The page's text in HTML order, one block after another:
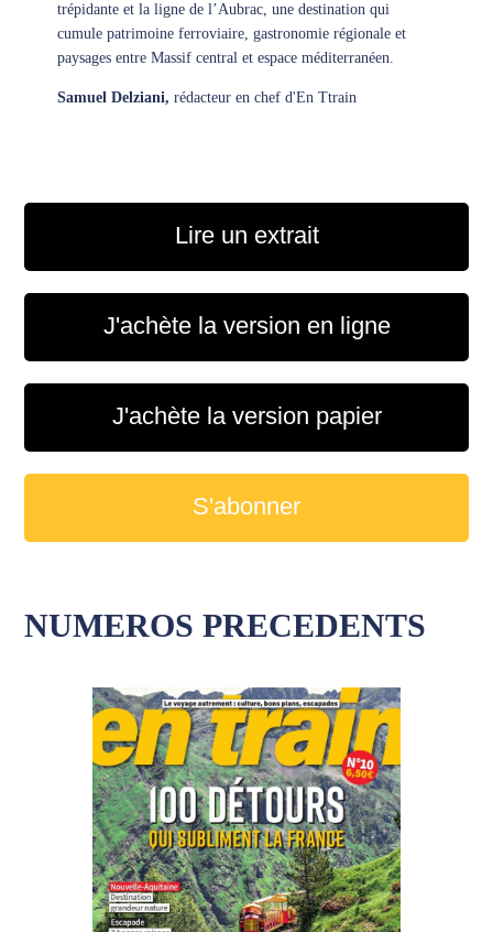
trépidante et la ligne de l’Aubrac, une destination qui
cumule patrimoine ferroviaire, gastronomie régionale et
paysages entre Massif central et espace méditerranéen.
Samuel Delziani, rédacteur en chef d'En Ttrain
Lire un extrait
J'achète la version en ligne
J'achète la version papier
S'abonner
NUMEROS PRECEDENTS